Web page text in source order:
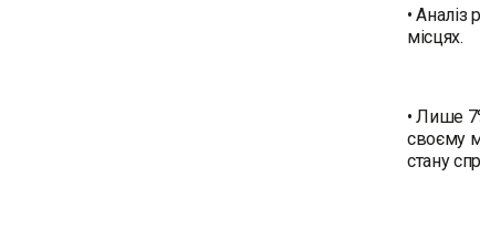
•
місцях.
• Лише
своєму
стану